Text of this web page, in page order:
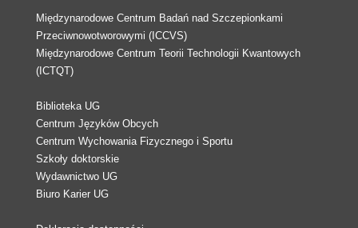
Międzynarodowe Centrum Badań nad Szczepionkami
Przeciwnowotworowymi (ICCVS)
Międzynarodowe Centrum Teorii Technologii Kwantowych
(ICTQT)
Biblioteka UG
Centrum Języków Obcych
Centrum Wychowania Fizycznego i Sportu
Szkoły doktorskie
Wydawnictwo UG
Biuro Karier UG